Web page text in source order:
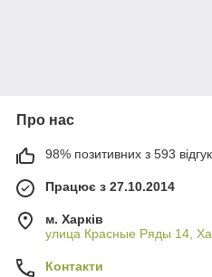
Про нас
98% позитивних з 593
Працює з 27.10.2014
м. Харків
улица Красные Ряды 14,
Контакти